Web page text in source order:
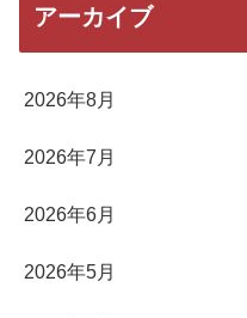
アーカイブ
2026年8月
2026年7月
2026年6月
2026年5月